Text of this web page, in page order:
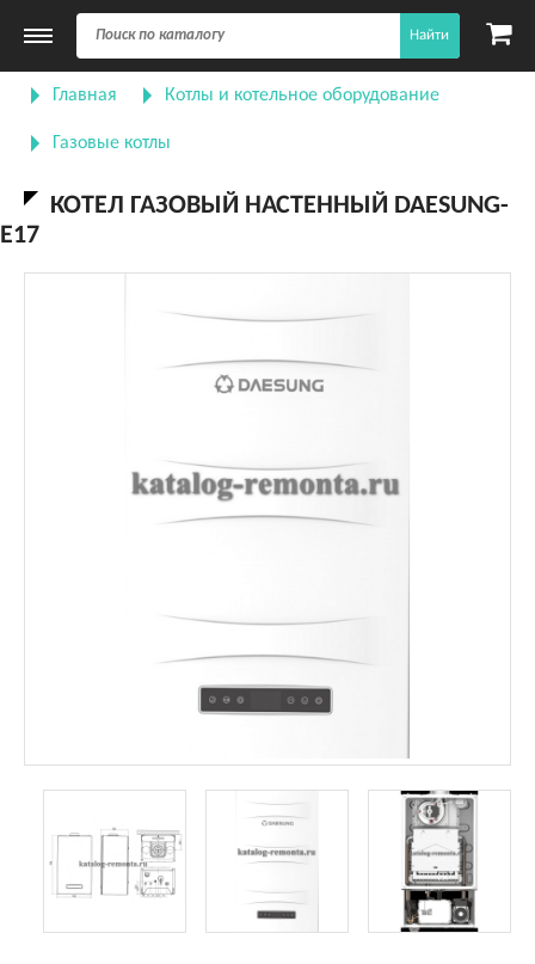
Найти
Главная Котлы и котельное оборудование
Газовые котлы
КОТЕЛ ГАЗОВЫЙ НАСТЕННЫЙ DAESUNG-
Е17